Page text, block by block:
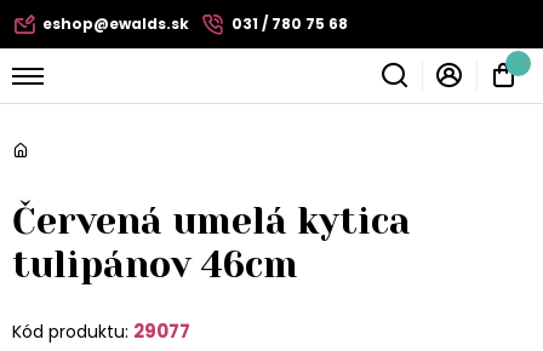
eshop@ewalds.sk 031 / 780 75 68
Červená umelá kytica
tulipánov 46cm
Kód produktu: 29077